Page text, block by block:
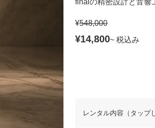
¥548,000
¥14,800~ 税込み
レンタル内容（タップ